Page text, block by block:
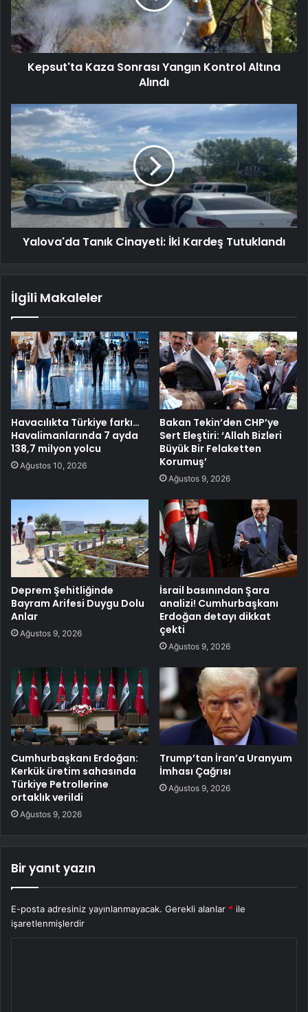
Kepsut'ta Kaza Sonrası Yangın Kontrol Altına
Alındı
Yalova'da Tanık Cinayeti: İki Kardeş Tutuklandı
İlgili Makaleler
Havacılıkta Türkiye farkı…
Havalimanlarında 7 ayda
138,7 milyon yolcu
Ağustos 10, 2026
Bakan Tekin’den CHP’ye
Sert Eleştiri: ‘Allah Bizleri
Büyük Bir Felaketten
Korumuş’
Ağustos 9, 2026
Deprem Şehitliğinde
Bayram Arifesi Duygu Dolu
Anlar
Ağustos 9, 2026
İsrail basınından Şara
analizi! Cumhurbaşkanı
Erdoğan detayı dikkat
çekti
Ağustos 9, 2026
Cumhurbaşkanı Erdoğan:
Kerkük üretim sahasında
Türkiye Petrollerine
ortaklık verildi
Ağustos 9, 2026
Trump’tan İran’a Uranyum
İmhası Çağrısı
Ağustos 9, 2026
Bir yanıt yazın
E-posta adresiniz yayınlanmayacak. Gerekli alanlar * ile
işaretlenmişlerdir